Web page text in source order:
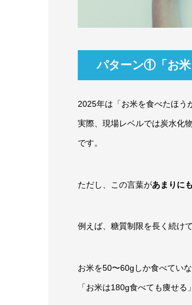
パターン①「お米
2025年は「お米を食べたほう
実際、現場レベルでは炭水化
です。
ただし、この言葉があまりに
例えば、糖質制限を長く続け
お米を50〜60gしか食べていな
「お米は180g食べても痩せ